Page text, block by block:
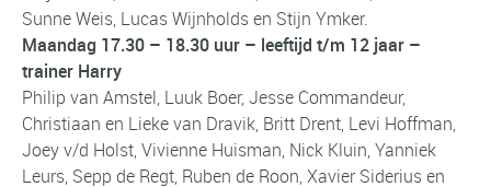
Sunne Weis, Lucas Wijnholds en Stijn Ymker.
Maandag 17.30 – 18.30 uur – leeftijd t/m 12 jaar –
trainer Harry
Philip van Amstel, Luuk Boer, Jesse Commandeur,
Christiaan en Lieke van Dravik, Britt Drent, Levi Hoffman,
Joey v/d Holst, Vivienne Huisman, Nick Kluin, Yanniek
Leurs, Sepp de Regt, Ruben de Roon, Xavier Siderius en